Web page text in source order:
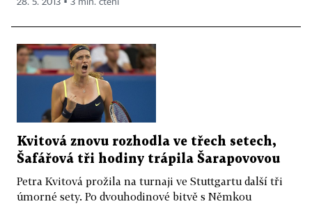
28. 5. 2013 ▪ 3 min. čtení
Kvitová znovu rozhodla ve třech setech,
Šafářová tři hodiny trápila Šarapovovou
Petra Kvitová prožila na turnaji ve Stuttgartu další tři
úmorné sety. Po dvouhodinové bitvě s Němkou